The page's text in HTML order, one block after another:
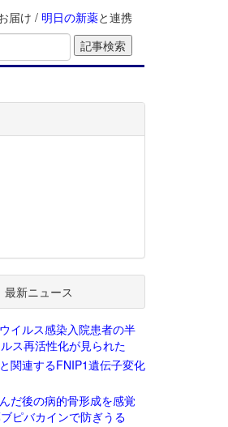
届け / 明日の新薬と連携
最新ニュース
イルス感染入院患者の半
ス再活性化が見られた
関連するFNIP1遺伝子変化
だ後の病的骨形成を感覚
ピバカインで防ぎうる